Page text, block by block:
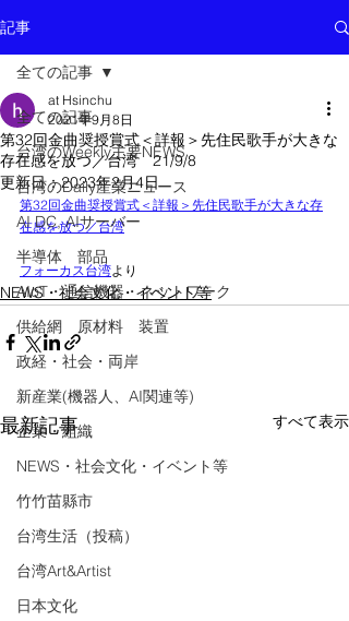
記事
全ての記事
台湾のWeekly主要NEWS
台湾のDaily産業ニュース
AI DC, AIサーバー
半導体 部品
AIoT・通信機器・ネットワーク
供給網 原材料 装置
政経・社会・両岸
新産業(機器人、AI関連等)
企業・組織
NEWS・社会文化・イベント等
竹竹苗縣市
台湾生活（投稿）
台湾Art&Artist
日本文化
全ての記事
第32回金曲奨授賞式＜詳報＞先住民歌手が大きな
存在感を放つ／台湾 21/9/8
at Hsinchu
2021年9月8日
更新日：2023年2月4日
第32回金曲奨授賞式＜詳報＞先住民歌手が大きな存
在感を放つ／台湾
フォーカス台湾より
NEWS・社会文化・イベント等
最新記事 すべて表示